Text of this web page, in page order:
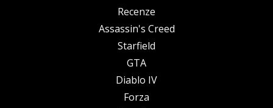
Recenze
Assassin's Creed
Starfield
GTA
Diablo IV
Forza